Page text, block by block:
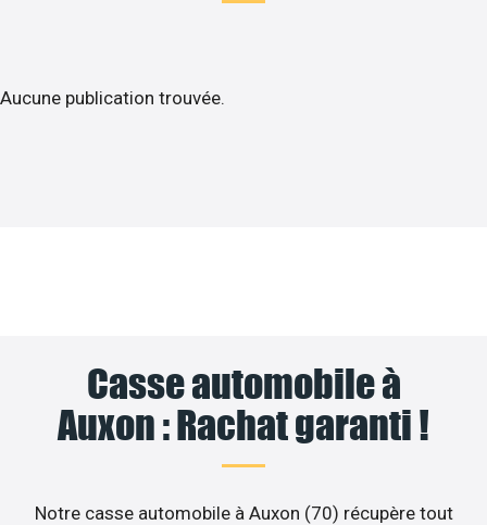
Aucune publication trouvée.
Casse automobile à
Auxon : Rachat garanti !
Notre casse automobile à Auxon (70) récupère tout